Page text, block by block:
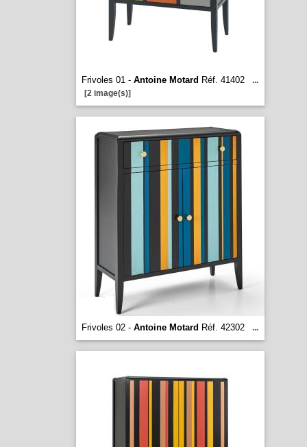
Frivoles 01 - Antoine Motard Réf. 41402
...
[2 image(s)]
Frivoles 02 - Antoine Motard Réf. 42302 ...